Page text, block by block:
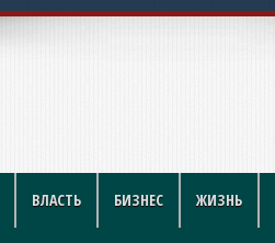
ВЛАСТЬ БИЗНЕС ЖИЗНЬ